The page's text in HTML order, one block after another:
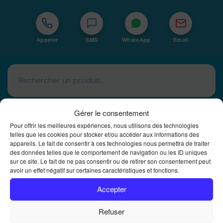
Gérer le consentement
Pour offrir les meilleures expériences, nous utilisons des technologies
telles que les cookies pour stocker et/ou accéder aux informations des
appareils. Le fait de consentir à ces technologies nous permettra de traiter
des données telles que le comportement de navigation ou les ID uniques
sur ce site. Le fait de ne pas consentir ou de retirer son consentement peut
avoir un effet négatif sur certaines caractéristiques et fonctions.
Accepter
Refuser
Appeler SMS WhatsApp Email
Basé à La Réunion · 974
Bureautique Reunion Ei
Intégrateur de solutions d'impression Bureautique et